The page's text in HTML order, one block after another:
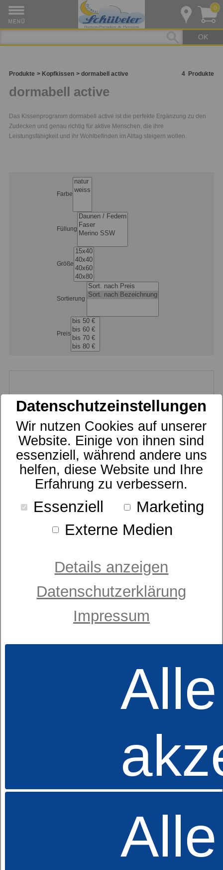
OK
0
Produkte Kopfkissen dormabell active 4 Produkte
dormabell active
Das Kissenprogramm dormabell active ist die perfekte Ergänzung zu den
Zudecken und genau richtig für aktive Menschen, die ihre
Leistungsfähigkeit und ihr Wohlbefinden im Alltag steigern wollen.
Farbe
Füllung
Größe
Sortierung
Preis
Kissen
ab 49,95 €
dormabell active air - Daune
dormabell active air - Faser
Datenschutzeinstellungen
Wir nutzen Cookies auf unserer
Website. Einige von ihnen sind
essenziell, während andere uns
helfen, diese Website und Ihre
Erfahrung zu verbessern.
Essenziell
Marketing
Externe Medien
Details anzeigen
Datenschutzerklärung
Impressum
Alle
Alle